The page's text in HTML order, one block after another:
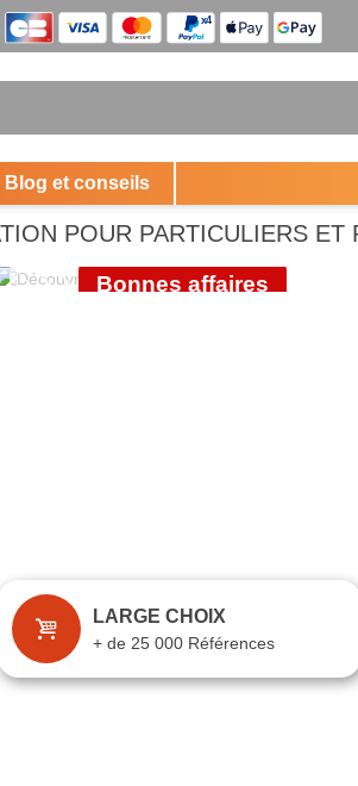
Blog et conseils
POUR PARTICULIERS ET
OUTILLAGE
ÉLECTROPORTATIF
Bonnes affaires
LARGE CHOIX
+ de 25 000 Références